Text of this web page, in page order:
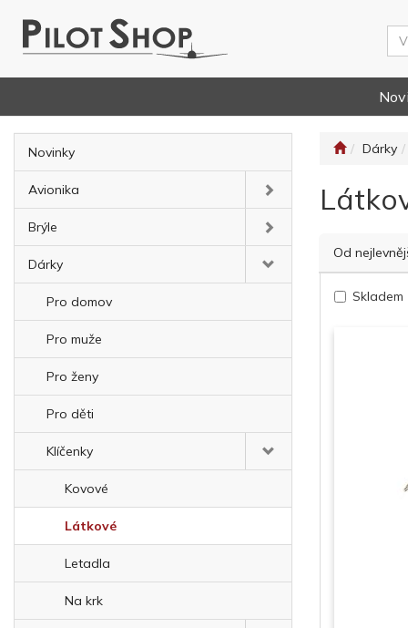
Novinky
Avionika
Brýle
Dárky
Pro domov
Pro muže
Pro ženy
Pro děti
Klíčenky
Kovové
Látkové
Letadla
Na krk
Dárky
Od
Skladem